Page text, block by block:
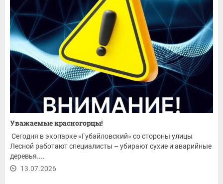
Уважаемые красногорцы!
Сегодня в экопарке «Губайловский» со стороны улицы
Лесной работают специалисты – убирают сухие и аварийные
деревья....
13.07.2026